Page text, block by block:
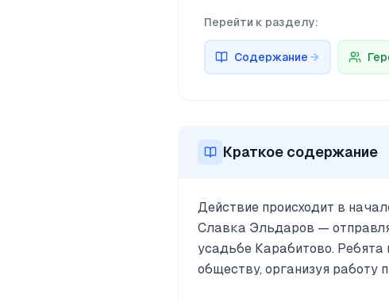
Перейти к разделу:
Содержание
Краткое содержание
Действие происходит в
Славка Эльдаров —
усадьбе Карабитово. Ребята
обществу, организуя работу